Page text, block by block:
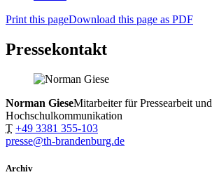
Print this pageDownload this page as PDF
Pressekontakt
Norman GieseMitarbeiter für Pressearbeit und
Hochschulkommunikation
T +49 3381 355-103
presse@th-brandenburg.de
Archiv